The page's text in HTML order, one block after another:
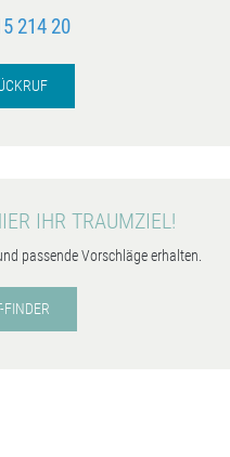
214 20
IHR TRAUMZIEL!
passende Vorschläge erhalten.
FINDER